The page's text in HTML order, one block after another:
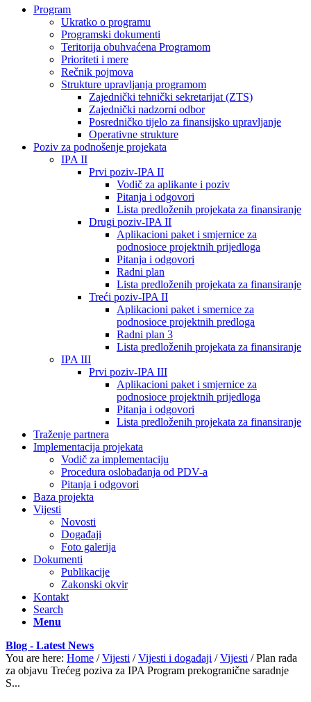
Program
Ukratko o programu
Programski dokumenti
Teritorija obuhvaćena Programom
Prioriteti i mere
Rečnik pojmova
Strukture upravljanja programom
Zajednički tehnički sekretarijat (ZTS)
Zajednički nadzorni odbor
Posredničko tijelo za finansijsko upravljanje
Operativne strukture
Poziv za podnošenje projekata
IPA II
Prvi poziv-IPA II
Vodič za aplikante i poziv
Pitanja i odgovori
Lista predloženih projekata za finansiranje
Drugi poziv-IPA II
Aplikacioni paket i smjernice za
podnosioce projektnih prijedloga
Pitanja i odgovori
Radni plan
Lista predloženih projekata za finansiranje
Treći poziv-IPA II
Aplikacioni paket i smernice za
podnosioce projektnih predloga
Radni plan 3
Lista predloženih projekata za finansiranje
IPA III
Prvi poziv-IPA III
Aplikacioni paket i smjernice za
podnosioce projektnih prijedloga
Pitanja i odgovori
Lista predloženih projekata za finansiranje
Traženje partnera
Implementacija projekata
Vodič za implementaciju
Procedura oslobađanja od PDV-a
Pitanja i odgovori
Baza projekta
Vijesti
Novosti
Događaji
Foto galerija
Dokumenti
Publikacije
Zakonski okvir
Kontakt
Search
Menu
Blog - Latest News
You are here: Home / Vijesti / Vijesti i događaji / Vijesti / Plan rada
za objavu Trećeg poziva za IPA Program prekogranične saradnje
S...